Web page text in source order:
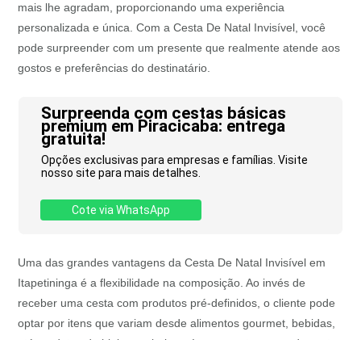
mais lhe agradam, proporcionando uma experiência
personalizada e única. Com a Cesta De Natal Invisível, você
pode surpreender com um presente que realmente atende aos
gostos e preferências do destinatário.
Surpreenda com cestas básicas
premium em Piracicaba: entrega
gratuita!
Opções exclusivas para empresas e famílias. Visite
nosso site para mais detalhes.
Cote via WhatsApp
Uma das grandes vantagens da Cesta De Natal Invisível em
Itapetininga é a flexibilidade na composição. Ao invés de
receber uma cesta com produtos pré-definidos, o cliente pode
optar por itens que variam desde alimentos gourmet, bebidas,